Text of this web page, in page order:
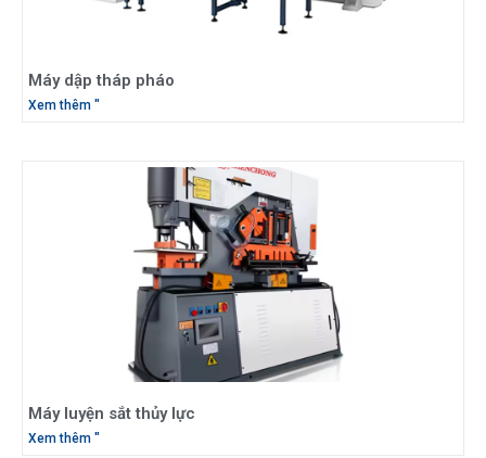
Máy dập tháp pháo
Xem thêm "
Máy luyện sắt thủy lực
Xem thêm "